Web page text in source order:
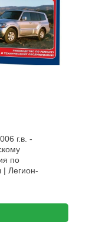
г.в. -
по
| Легион-